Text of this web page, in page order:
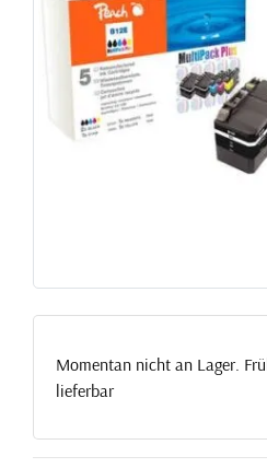
Momentan nicht an Lager.
lieferbar